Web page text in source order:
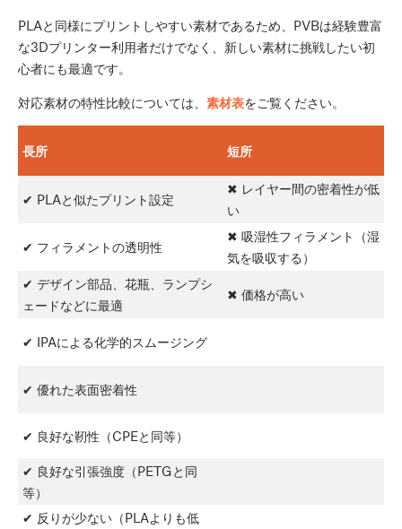
PLAと同様にプリントしやすい素材であるため、PVBは経験豊富
な3Dプリンター利用者だけでなく、新しい素材に挑戦したい初
心者にも最適です。
対応素材の特性比較については、 素材表をご覧ください。
長所 短所
✔ PLAと似たプリント設定
✖ レイヤー間の密着性が低
い
✔ フィラメントの透明性
✖ 吸湿性フィラメント（湿
気を吸収する）
✔ デザイン部品、花瓶、ランプシ
ェードなどに最適
✖ 価格が高い
✔ IPAによる化学的スムージング
✔ 優れた表面密着性
✔ 良好な靭性（CPEと同等）
✔ 良好な引張強度（PETGと同
等）
✔ 反りが少ない（PLAよりも低